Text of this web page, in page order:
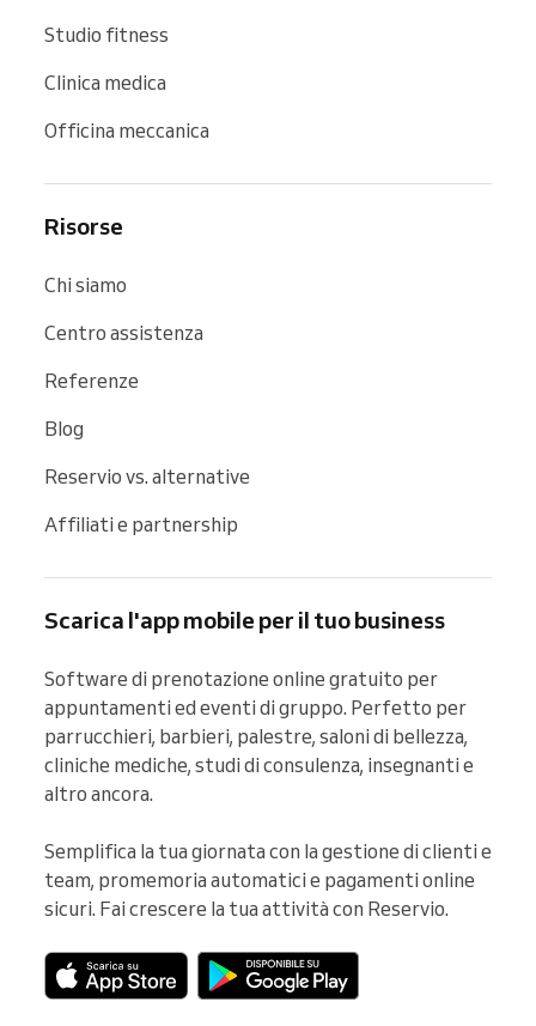
Studio fitness
Clinica medica
Officina meccanica
Risorse
Chi siamo
Centro assistenza
Referenze
Blog
Reservio vs. alternative
Affiliati e partnership
Scarica l'app mobile per il tuo business
Software di prenotazione online gratuito per
appuntamenti ed eventi di gruppo. Perfetto per
parrucchieri, barbieri, palestre, saloni di bellezza,
cliniche mediche, studi di consulenza, insegnanti e
altro ancora.
Semplifica la tua giornata con la gestione di clienti e
team, promemoria automatici e pagamenti online
sicuri. Fai crescere la tua attività con Reservio.